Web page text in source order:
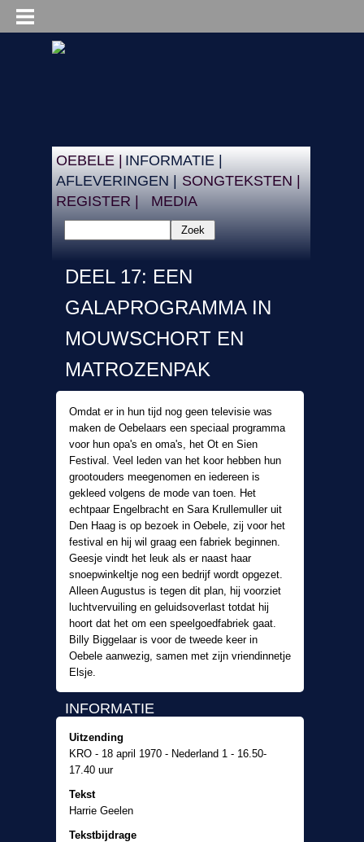
DEEL 17: EEN
GALAPROGRAMMA IN
MOUWSCHORT EN
MATROZENPAK
Omdat er in hun tijd nog geen televisie was
maken de Oebelaars een speciaal programma
voor hun opa's en oma's, het Ot en Sien
Festival. Veel leden van het koor hebben hun
grootouders meegenomen en iedereen is
gekleed volgens de mode van toen. Het
echtpaar Engelbracht en Sara Krullemuller uit
Den Haag is op bezoek in Oebele, zij voor het
festival en hij wil graag een fabriek beginnen.
Geesje vindt het leuk als er naast haar
snoepwinkeltje nog een bedrijf wordt opgezet.
Alleen Augustus is tegen dit plan, hij voorziet
luchtvervuiling en geluidsoverlast totdat hij
hoort dat het om een speelgoedfabriek gaat.
Billy Biggelaar is voor de tweede keer in
Oebele aanwezig, samen met zijn vriendinnetje
Elsje.
INFORMATIE
Uitzending
KRO - 18 april 1970 - Nederland 1 - 16.50-
17.40 uur
Tekst
Harrie Geelen
Tekstbijdrage
Zoek
REGISTER |
SONGTEKSTEN |
MEDIA
INFORMATIE |
AFLEVERINGEN |
OEBELE |